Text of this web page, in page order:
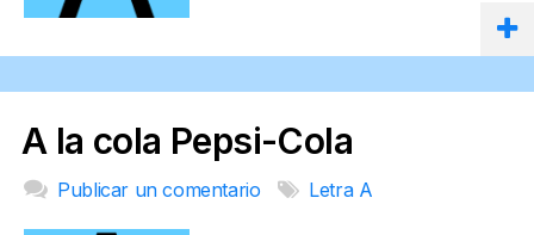
A la cola Pepsi-Cola
Publicar un comentario Letra A